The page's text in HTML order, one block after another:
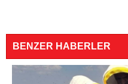
BENZER HABERLER